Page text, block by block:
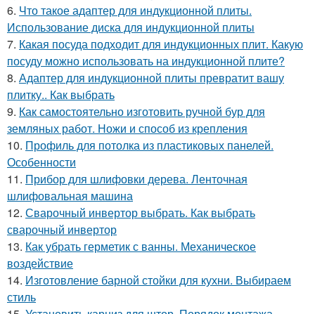
6. Что такое адаптер для индукционной плиты.
Использование диска для индукционной плиты
7. Какая посуда подходит для индукционных плит. Какую
посуду можно использовать на индукционной плите?
8. Адаптер для индукционной плиты превратит вашу
плитку.. Как выбрать
9. Как самостоятельно изготовить ручной бур для
земляных работ. Ножи и способ из крепления
10. Профиль для потолка из пластиковых панелей.
Особенности
11. Прибор для шлифовки дерева. Ленточная
шлифовальная машина
12. Сварочный инвертор выбрать. Как выбрать
сварочный инвертор
13. Как убрать герметик с ванны. Механическое
воздействие
14. Изготовление барной стойки для кухни. Выбираем
стиль